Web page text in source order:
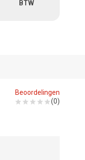
Beoordelingen
(0)